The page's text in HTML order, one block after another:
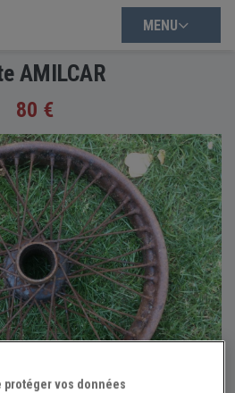
MENU
AMILCAR
80 €
protéger vos données